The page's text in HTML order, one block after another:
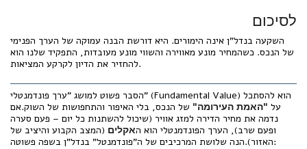
לסיכום
השקעה בנדל"ן אינה הימורים. היא דורשת הבנה עמוקה של הערך הפנימי
של הנכס. כשהמחיר מונע מאווירה והשווי מונע מעובדות, התפקיד שלנו הוא
להחזיר את הדיון לקרקע המציאות.
הסבר פשוט למושג "ערך פונדמנטלי" (Fundamental Value) הוא להסתכל
על "האמת העירומה" של הנכס, בלי האיפור והתחפושות של השוק.אם
נדמה את מחיר הדירה למזג אוויר (שיכול להשתנות כל יום – פעם סערה
ופעם שרב), הערך הפונדמנטלי הוא האקלים (המצב הקבוע והיציב של
האזור).הנה שלושת המרכיבים של ה"פונדמנטל" בנדל"ן בשפה פשוטה: